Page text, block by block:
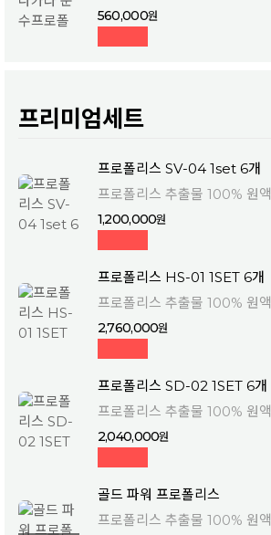
560,000
프리미엄세트
프로폴리스 SV-04 1set 6개
프로폴리스 추출물 100% 원액
1,200,000
프로폴리스 HS-01 1SET 6개
프로폴리스 추출물 100% 원액
2,760,000
프로폴리스 SD-02 1SET 6개
프로폴리스 추출물 100% 원액
2,040,000
골드 파워 프로폴리스
프로폴리스 추출물 100% 원액